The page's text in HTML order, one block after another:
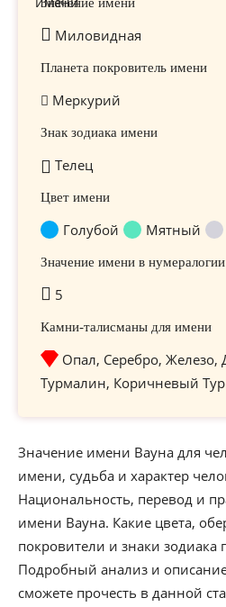
Миловидная
Планета покровитель имени
Меркурий
Знак зодиака имени
Телец
Цвет имени
Голубой Мятный
Значение имени в нумералогии
5
Камни-талисманы для имени
Опал, Серебро, Железо,
Турмалин, Коричневый
Значение имени Вауна для
имени, судьба и характер
Национальность, перевод и
имени Вауна. Какие цвета,
покровители и знаки зодиака
Подробный анализ и
сможете прочесть в данной